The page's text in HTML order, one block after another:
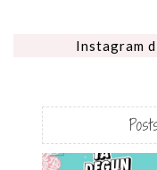
Instagram